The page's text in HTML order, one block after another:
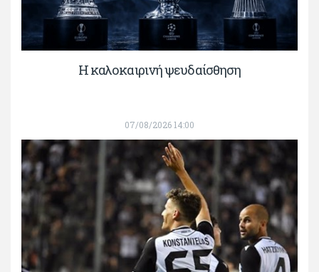
Η καλοκαιρινή ψευδαίσθηση
07/08/2026 14:00